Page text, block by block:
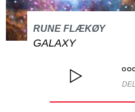
RUNE FLÆKØY
GALAXY
DEL